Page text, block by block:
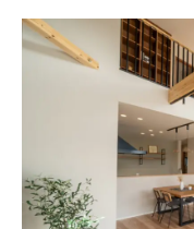
お電話での
お問い合わせ